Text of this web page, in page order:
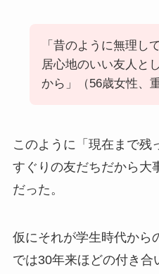
「昔のように無理し
居心地のいい友人と
から」（56歳女性、
このように「現在まで残
すぐりの友だちだから大
だった。
仮にそれが学生時代から
では30年来ほどの付き合